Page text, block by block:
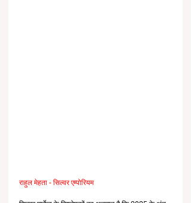
राहुल मेहता - सिल्वर एम्पोरियम